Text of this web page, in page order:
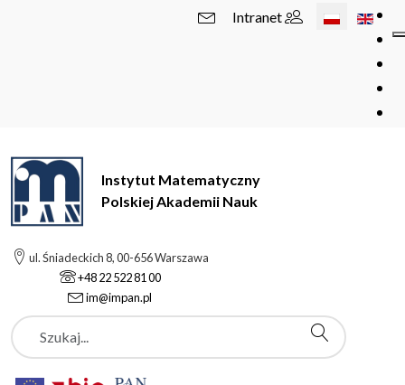
Wybierz swój
Intranet
Instytut Matematyczny
Polskiej Akademii Nauk
ul. Śniadeckich 8, 00-656 Warszawa
+48 22 522 81 00
im@impan.pl
Szukaj